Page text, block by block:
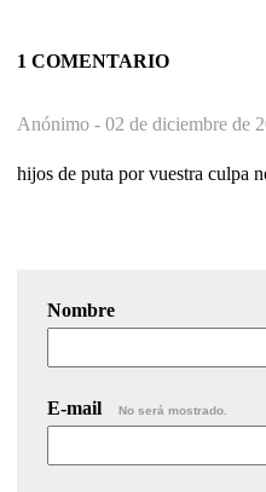
1 COMENTARIO
Anónimo - 02 de diciembre de
hijos de puta por vuestra culpa
Nombre
E-mail No será mostrado.